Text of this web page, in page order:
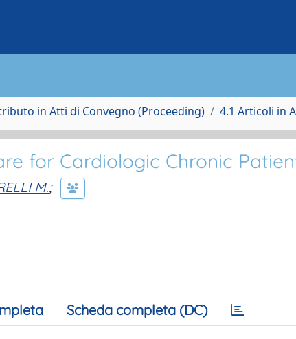
in Atti di Convegno (Proceeding) 4.1 Articoli in
for Cardiologic Chronic
M.;
Scheda completa (DC)